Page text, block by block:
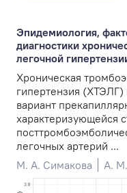
Эпидемиология,
диагностики
легочной
Хроническая
гипертензия (ХТЭЛГ)
вариант
характеризующейся
легочных артерий ...
М. А. Симакова
А.